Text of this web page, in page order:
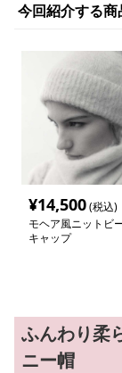
今回紹介する商
¥14,500(税込)
モヘア風ニットビ
キャップ
ふんわり柔
ニー帽